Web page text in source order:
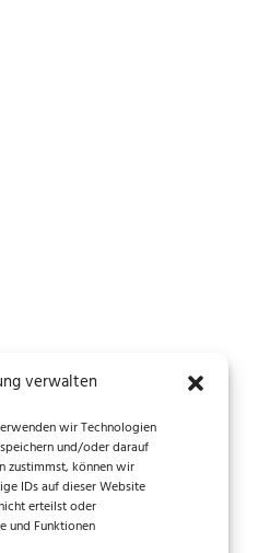
verwalten
wir Technologien
und/oder darauf
zustimmst, können wir
IDs auf dieser Website
erteilst oder
und Funktionen